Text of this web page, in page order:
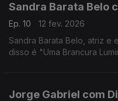
Sandra Barata Belo
Ep. 10
12 fev. 2026
Sandra Barata Belo, atriz e
disso é "Uma Brancura
Jorge Gabriel com